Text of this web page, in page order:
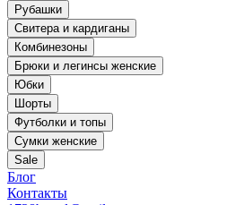
Рубашки
Свитера и кардиганы
Комбинезоны
Брюки и легинсы женские
Юбки
Шорты
Футболки и топы
Сумки женские
Sale
Блог
Контакты